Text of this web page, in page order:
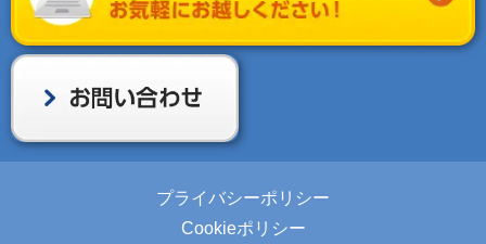
プライバシーポリシー
Cookieポリシー